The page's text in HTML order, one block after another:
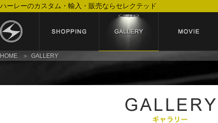
ハーレーのカスタム・輸入・販売ならセレクテッド
HOME GALLERY